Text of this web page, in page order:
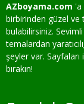
AZboyama.com 'a
birbirinden güzel ve
bulabilirsiniz.
temalardan
şeyler var.
bırakın!